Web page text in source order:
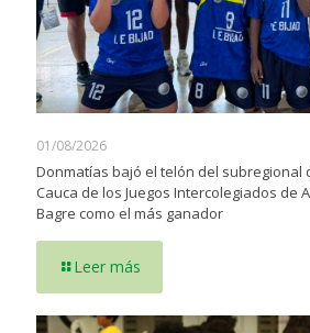
01/08/2026
Donmatías bajó el telón del subregional
Cauca de los Juegos Intercolegiados de
Bagre como el más ganador
Leer más